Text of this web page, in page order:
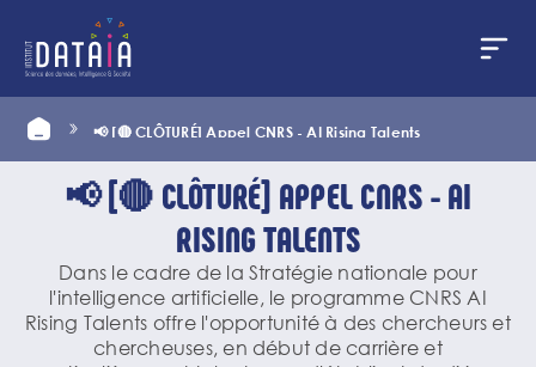
contenu
principal
📢 [🔴 CLÔTURÉ] Appel CNRS - AI Rising Talents
📢 [🔴 CLÔTURÉ] APPEL CNRS - AI
RISING TALENTS
Dans le cadre de la Stratégie nationale pour
l'intelligence artificielle, le programme CNRS AI
Rising Talents offre l'opportunité à des chercheurs et
chercheuses, en début de carrière et
Panneau de gestion des cookies